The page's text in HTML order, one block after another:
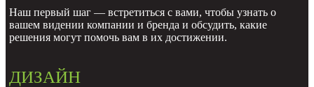
Наш первый шаг — встретиться с вами, чтобы узнать о
вашем видении компании и бренда и обсудить, какие
решения могут помочь вам в их достижении.
ДИЗАЙН